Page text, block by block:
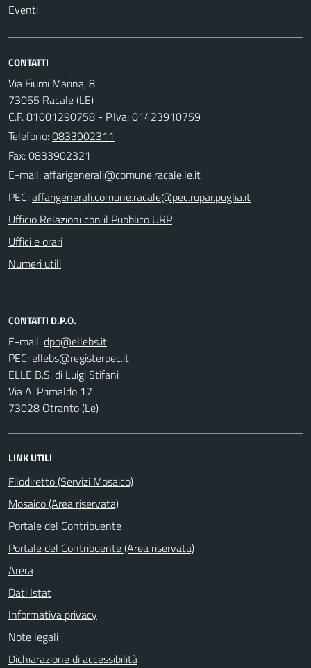
Eventi
CONTATTI
Via Fiumi Marina, 8
73055 Racale (LE)
C.F. 81001290758 - P.Iva: 01423910759
Telefono:0833902311
Fax: 0833902321
E-mail:
PEC:
Ufficio Relazioni con il Pubblico URP
Uffici e orari
Numeri utili
CONTATTI D.P.O.
E-mail:
PEC:
ELLE B.S. di Luigi Stifani
Via A. Primaldo 17
73028 Otranto (Le)
LINK UTILI
Filodiretto (Servizi Mosaico)
Mosaico (Area riservata)
Portale del Contribuente
Portale del Contribuente (Area riservata)
Arera
Dati Istat
Informativa privacy
Note legali
Dichiarazione di accessibilità